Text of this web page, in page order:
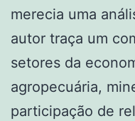
merecia uma
autor traça um
setores da
agropecuária,
participação de